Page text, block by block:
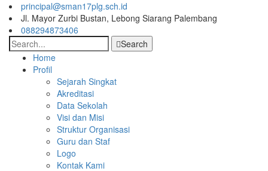
principal@sman17plg.sch.id
Jl. Mayor Zurbi Bustan, Lebong Siarang Palembang
088294873406
Search
Home
Profil
Sejarah Singkat
Akreditasi
Data Sekolah
Visi dan Misi
Struktur Organisasi
Guru dan Staf
Logo
Kontak Kami